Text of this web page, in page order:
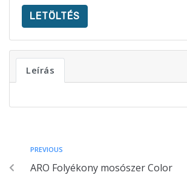
LETÖLTÉS
Leírás
PREVIOUS
ARO Folyékony mosószer Color